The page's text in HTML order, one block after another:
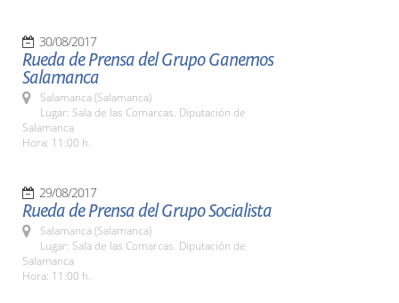
30/08/2017
Rueda de Prensa del Grupo Ganemos
Salamanca
Salamanca (Salamanca)
Lugar: Sala de las Comarcas. Diputación de
Salamanca
Hora: 11:00 h.
29/08/2017
Rueda de Prensa del Grupo Socialista
Salamanca (Salamanca)
Lugar: Sala de las Comarcas. Diputación de
Salamanca
Hora: 11:00 h.